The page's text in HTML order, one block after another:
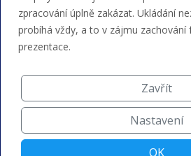
zpracování úplně zakázat. Ukládání
probíhá vždy, a to v zájmu zachování
prezentace.
Zavřít
Nastavení
OK